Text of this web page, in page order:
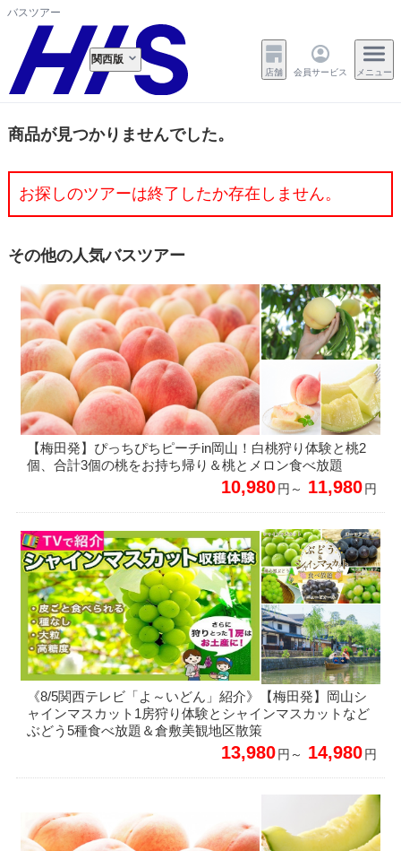
バスツアー
関西版
店舗 会員サービス メニュー
商品が見つかりませんでした。
お探しのツアーは終了したか存在しません。
その他の人気バスツアー
【梅田発】ぴっちぴちピーチin岡山！白桃狩り体験と桃2
個、合計3個の桃をお持ち帰り＆桃とメロン食べ放題
10,980円～ 11,980円
《8/5関西テレビ「よ～いどん」紹介》【梅田発】岡山シ
ャインマスカット1房狩り体験とシャインマスカットなど
ぶどう5種食べ放題＆倉敷美観地区散策
13,980円～ 14,980円